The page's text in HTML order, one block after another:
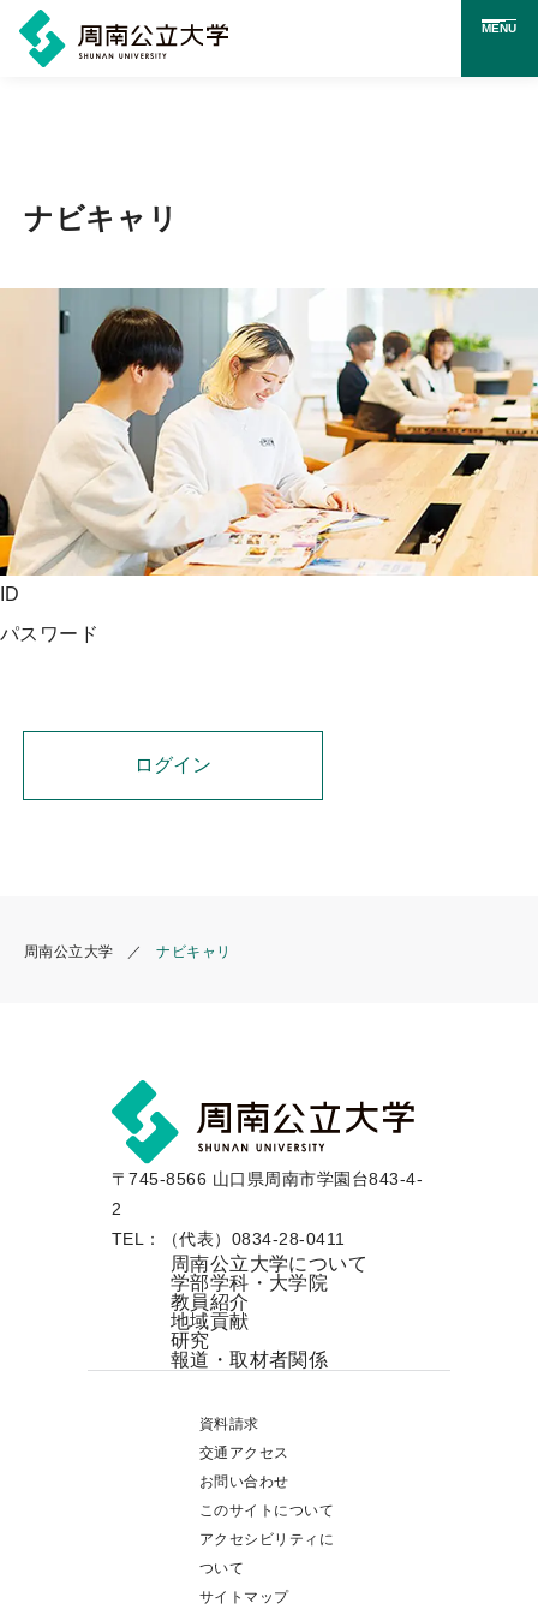
テ
ッ
プ
MENU
ナビキャリ
ID
パスワード
周南公立大学 ナビキャリ
〒745-8566 山口県周南市学園台843-4-
2
TEL：（代表）0834-28-0411
周南公立大学について
学部学科・大学院
教員紹介
地域貢献
研究
報道・取材者関係
資料請求
交通アクセス
お問い合わせ
このサイトについて
アクセシビリティに
ついて
サイトマップ